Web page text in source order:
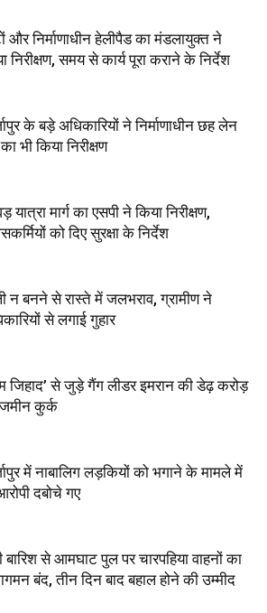
और निर्माणाधीन हेलीपैड का मंडलायुक्त ने
निरीक्षण, समय से कार्य पूरा कराने के निर्देश
के बड़े अधिकारियों ने निर्माणाधीन छह लेन
भी किया निरीक्षण
यात्रा मार्ग का एसपी ने किया निरीक्षण,
को दिए सुरक्षा के निर्देश
न बनने से रास्ते में जलभराव, ग्रामीण ने
से लगाई गुहार
जिहाद’ से जुड़े गैंग लीडर इमरान की डेढ़ करोड़
कुर्क
में नाबालिग लड़कियों को भगाने के मामले में
दबोचे गए
बारिश से आमघाट पुल पर चारपहिया वाहनों का
बंद, तीन दिन बाद बहाल होने की उम्मीद